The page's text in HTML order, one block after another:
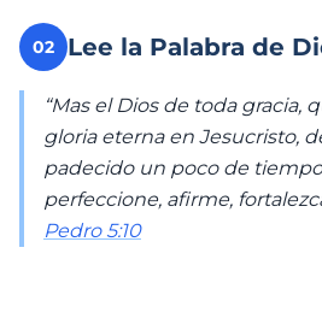
02 Lee la Palabra de
“Mas el Dios de toda gracia,
gloria eterna en Jesucristo,
padecido un poco de
perfeccione, afirme,
Pedro 5:10